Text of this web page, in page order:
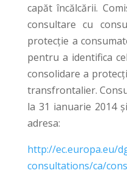
capăt încălcării.
consultare cu
protecție a
pentru a identifica
consolidare a
transfrontalier.
la 31 ianuarie 2014
adresa:
http://ec.europa.eu/
consultations/ca/